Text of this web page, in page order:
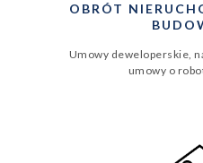
OBRÓT
Umowy deweloperskie,
umowy o